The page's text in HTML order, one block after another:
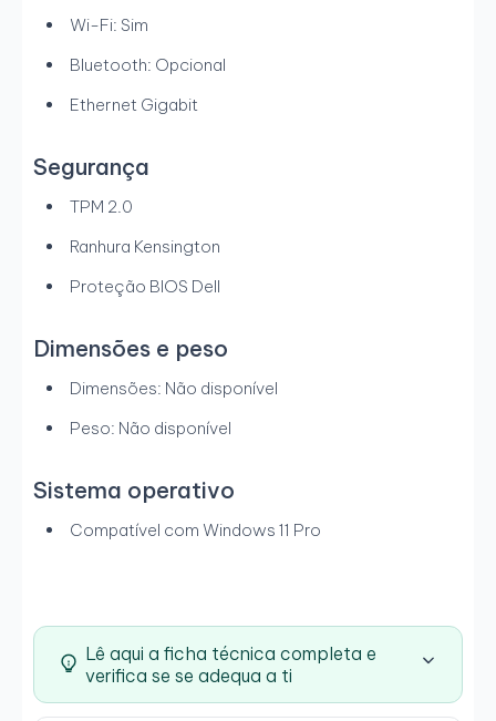
Wi-Fi: Sim
Bluetooth: Opcional
Ethernet Gigabit
Segurança
TPM 2.0
Ranhura Kensington
Proteção BIOS Dell
Dimensões e peso
Dimensões: Não disponível
Peso: Não disponível
Sistema operativo
Compatível com Windows 11 Pro
Lê aqui a ficha técnica completa e
verifica se se adequa a ti